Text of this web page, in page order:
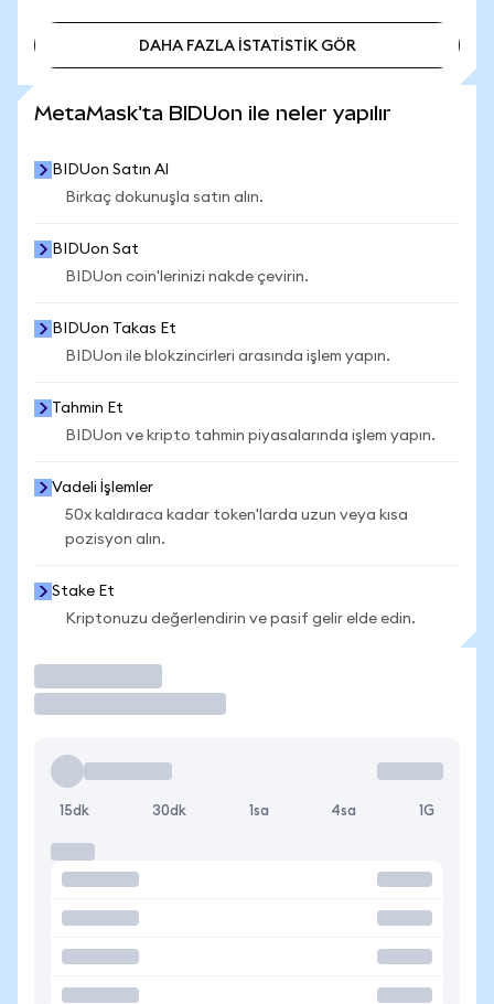
DAHA FAZLA İSTATİSTİK GÖR
MetaMask'ta BIDUon ile neler yapılır
BIDUon Satın Al
Birkaç dokunuşla satın alın.
BIDUon Sat
BIDUon coin'lerinizi nakde çevirin.
BIDUon Takas Et
BIDUon ile blokzincirleri arasında işlem yapın.
Tahmin Et
BIDUon ve kripto tahmin piyasalarında işlem yapın.
Vadeli İşlemler
50x kaldıraca kadar token'larda uzun veya kısa
pozisyon alın.
Stake Et
Kriptonuzu değerlendirin ve pasif gelir elde edin.
15dk 30dk 1sa 4sa 1G